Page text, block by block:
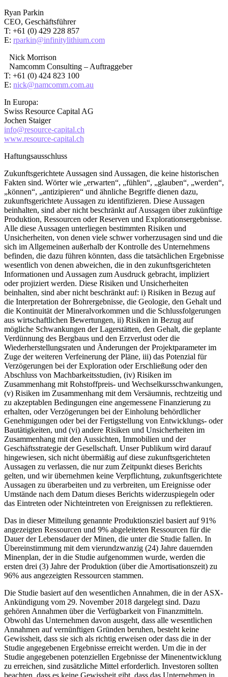
Ryan Parkin
CEO, Geschäftsführer
T: +61 (0) 429 228 857
E: rparkin@infinitylithium.com
Nick Morrison
Namcomm Consulting – Auftraggeber
T: +61 (0) 424 823 100
E: nick@namcomm.com.au
In Europa:
Swiss Resource Capital AG
Jochen Staiger
info@resource-capital.ch
www.resource-capital.ch
Haftungsausschluss
Zukunftsgerichtete Aussagen sind Aussagen, die keine historischen
Fakten sind. Wörter wie „erwarten“, „fühlen“, „glauben“, „werden“,
„können“, „antizipieren“ und ähnliche Begriffe dienen dazu,
zukunftsgerichtete Aussagen zu identifizieren. Diese Aussagen
beinhalten, sind aber nicht beschränkt auf Aussagen über zukünftige
Produktion, Ressourcen oder Reserven und Explorationsergebnisse.
Alle diese Aussagen unterliegen bestimmten Risiken und
Unsicherheiten, von denen viele schwer vorherzusagen sind und die
sich im Allgemeinen außerhalb der Kontrolle des Unternehmens
befinden, die dazu führen könnten, dass die tatsächlichen Ergebnisse
wesentlich von denen abweichen, die in den zukunftsgerichteten
Informationen und Aussagen zum Ausdruck gebracht, impliziert
oder projiziert werden. Diese Risiken und Unsicherheiten
beinhalten, sind aber nicht beschränkt auf: i) Risiken in Bezug auf
die Interpretation der Bohrergebnisse, die Geologie, den Gehalt und
die Kontinuität der Mineralvorkommen und die Schlussfolgerungen
aus wirtschaftlichen Bewertungen, ii) Risiken in Bezug auf
mögliche Schwankungen der Lagerstätten, den Gehalt, die geplante
Verdünnung des Bergbaus und den Erzverlust oder die
Wiederherstellungsraten und Änderungen der Projektparameter im
Zuge der weiteren Verfeinerung der Pläne, iii) das Potenzial für
Verzögerungen bei der Exploration oder Erschließung oder den
Abschluss von Machbarkeitsstudien, (iv) Risiken im
Zusammenhang mit Rohstoffpreis- und Wechselkursschwankungen,
(v) Risiken im Zusammenhang mit dem Versäumnis, rechtzeitig und
zu akzeptablen Bedingungen eine angemessene Finanzierung zu
erhalten, oder Verzögerungen bei der Einholung behördlicher
Genehmigungen oder bei der Fertigstellung von Entwicklungs- oder
Bautätigkeiten, und (vi) andere Risiken und Unsicherheiten im
Zusammenhang mit den Aussichten, Immobilien und der
Geschäftsstrategie der Gesellschaft. Unser Publikum wird darauf
hingewiesen, sich nicht übermäßig auf diese zukunftsgerichteten
Aussagen zu verlassen, die nur zum Zeitpunkt dieses Berichts
gelten, und wir übernehmen keine Verpflichtung, zukunftsgerichtete
Aussagen zu überarbeiten und zu verbreiten, um Ereignisse oder
Umstände nach dem Datum dieses Berichts widerzuspiegeln oder
das Eintreten oder Nichteintreten von Ereignissen zu reflektieren.
Das in dieser Mitteilung genannte Produktionsziel basiert auf 91%
angezeigten Ressourcen und 9% abgeleiteten Ressourcen für die
Dauer der Lebensdauer der Minen, die unter die Studie fallen. In
Übereinstimmung mit dem vierundzwanzig (24) Jahre dauernden
Minenplan, der in die Studie aufgenommen wurde, werden die
ersten drei (3) Jahre der Produktion (über die Amortisationszeit) zu
96% aus angezeigten Ressourcen stammen.
Die Studie basiert auf den wesentlichen Annahmen, die in der ASX-
Ankündigung vom 29. November 2018 dargelegt sind. Dazu
gehören Annahmen über die Verfügbarkeit von Finanzmitteln.
Obwohl das Unternehmen davon ausgeht, dass alle wesentlichen
Annahmen auf vernünftigen Gründen beruhen, besteht keine
Gewissheit, dass sie sich als richtig erweisen oder dass die in der
Studie angegebenen Ergebnisse erreicht werden. Um die in der
Studie angegebenen potenziellen Ergebnisse der Minenentwicklung
zu erreichen, sind zusätzliche Mittel erforderlich. Investoren sollten
beachten, dass es keine Gewissheit gibt, dass das Unternehmen in